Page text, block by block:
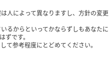
人によって異なりますし、方針の変更
るからといってかならずしもあなたに
です。
て参考程度にとどめてください。